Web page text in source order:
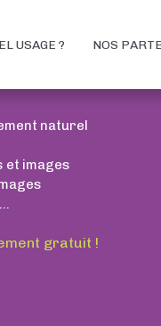
USAGE ? NOS
naturel
et images
gratuit !